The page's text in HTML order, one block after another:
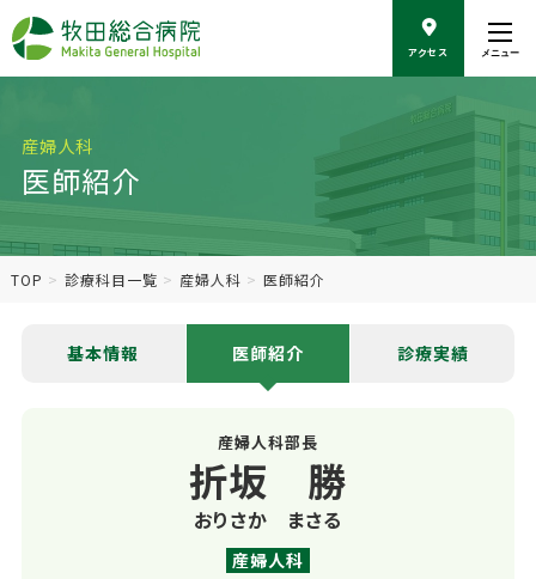
動
アクセス メニュー
産婦人科
医師紹介
TOP 診療科目一覧 産婦人科 医師紹介
基本情報 医師紹介 診療実績
産婦人科部長
折坂 勝
おりさか まさる
産婦人科